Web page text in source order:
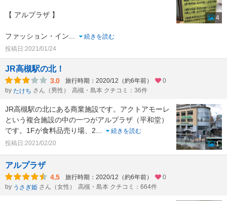
【 アルプラザ 】
ファッション・イン...
続きを読む
投稿日:2021/01/24
4
JR高槻駅の北！
3.0 旅行時期：2020/12（約6年前）
0
by たけち さん（男性） 高槻・島本 クチコミ：36件
JR高槻駅の北にある商業施設です。アクトアモーレ
という複合施設の中の一つがアルプラザ（平和堂）
です。1Fが食料品売り場、2...
続きを読む
投稿日:2021/02/20
1
アルプラザ
4.5 旅行時期：2020/12（約6年前）
0
by うさぎ姫 さん（女性） 高槻・島本 クチコミ：664件